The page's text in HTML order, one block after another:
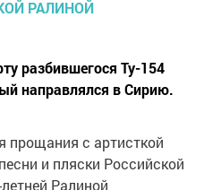
разбившегося Ту-154
направлялся в Сирию.
прощания с артисткой
и пляски Российской
Ралиной